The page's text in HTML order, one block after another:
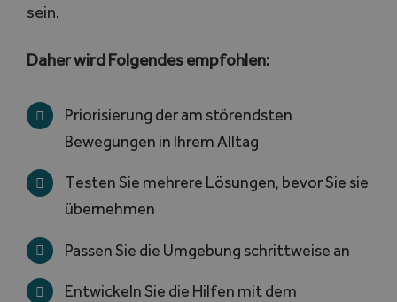
sein.
Daher wird Folgendes empfohlen:
Priorisierung der am störendsten
Bewegungen in Ihrem Alltag
Testen Sie mehrere Lösungen, bevor Sie sie
übernehmen
Passen Sie die Umgebung schrittweise an
Entwickeln Sie die Hilfen mit dem